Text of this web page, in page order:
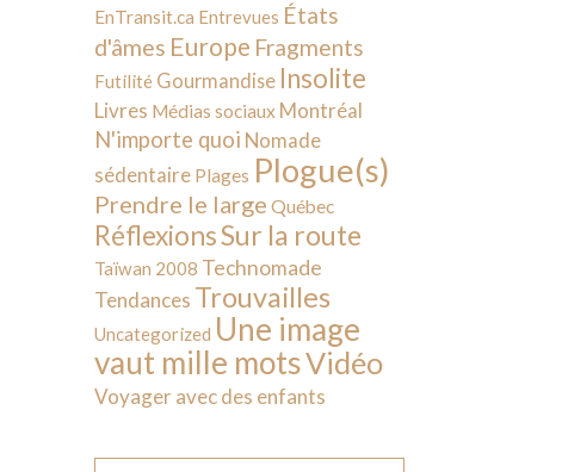
EnTransit.ca Entrevues États
d'âmes Europe Fragments
Futilité Gourmandise Insolite
Livres Médias sociaux Montréal
N'importe quoi Nomade
sédentaire Plages Plogue(s)
Prendre le large Québec
RéflexionsSur la route
Taïwan 2008 Technomade
Tendances Trouvailles
Uncategorized Une image
vaut mille motsVidéo
Voyager avec des enfants